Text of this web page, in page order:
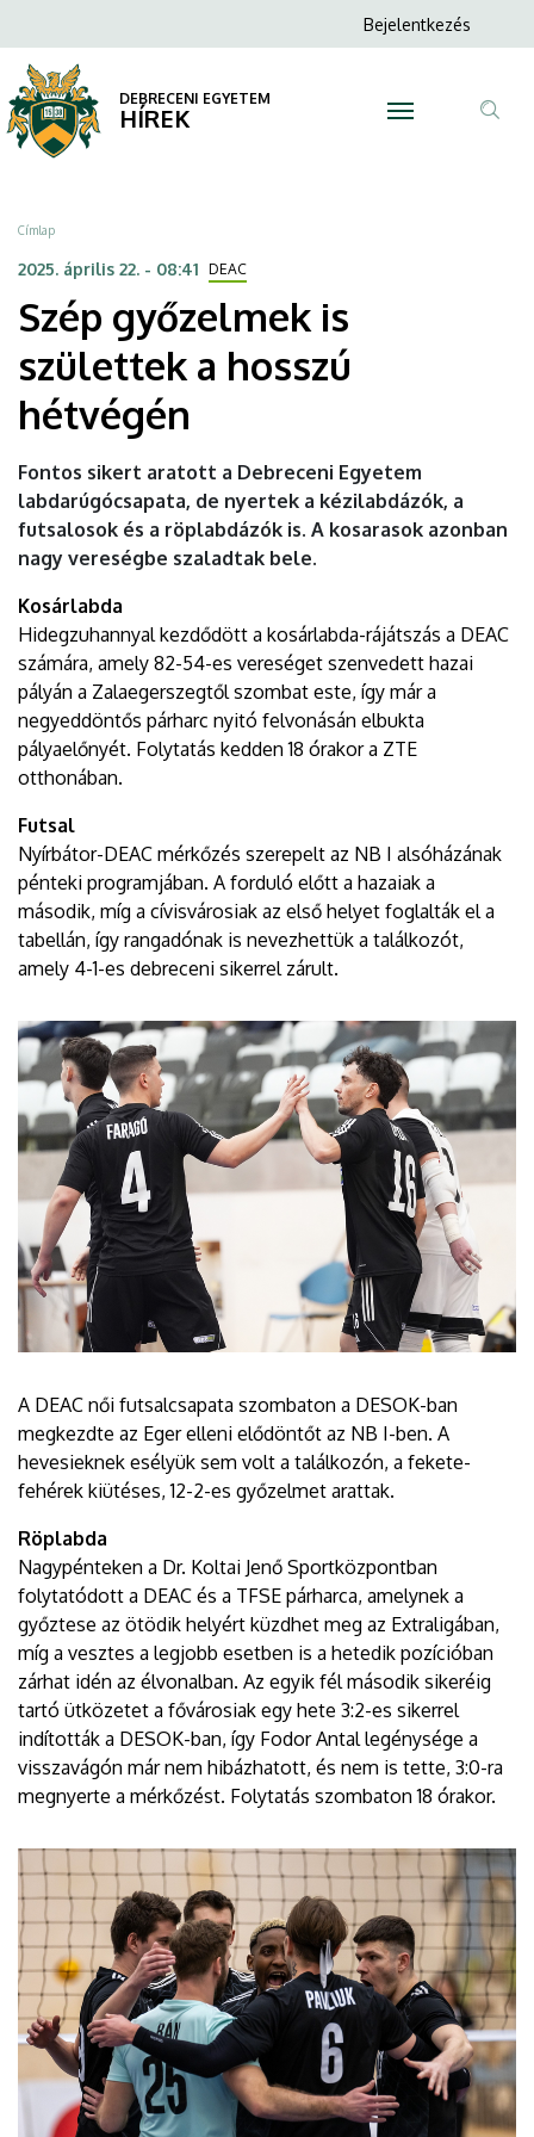
győzelmek
is
születtek
a
hosszú
hétvégén
DEBRECENI
EGYETEM
a
tartalomra
Anonim
menüje
Bejelentkezés
DEBRECENI EGYETEM
HÍREK
Morzsa
Címlap
2025. április 22. - 08:41 DEAC
Szép győzelmek is
születtek a hosszú
hétvégén
Fontos sikert aratott a Debreceni Egyetem
labdarúgócsapata, de nyertek a kézilabdázók, a
futsalosok és a röplabdázók is. A kosarasok azonban
nagy vereségbe szaladtak bele.
Kosárlabda
Hidegzuhannyal kezdődött a kosárlabda-rájátszás a DEAC
számára, amely 82-54-es vereséget szenvedett hazai
pályán a Zalaegerszegtől szombat este, így már a
negyeddöntős párharc nyitó felvonásán elbukta
pályaelőnyét. Folytatás kedden 18 órakor a ZTE
otthonában.
Futsal
Nyírbátor-DEAC mérkőzés szerepelt az NB I alsóházának
pénteki programjában. A forduló előtt a hazaiak a
második, míg a cívisvárosiak az első helyet foglalták el a
tabellán, így rangadónak is nevezhettük a találkozót,
amely 4-1-es debreceni sikerrel zárult.
A DEAC női futsalcsapata szombaton a DESOK-ban
megkezdte az Eger elleni elődöntőt az NB I-ben. A
hevesieknek esélyük sem volt a találkozón, a fekete-
fehérek kiütéses, 12-2-es győzelmet arattak.
Röplabda
Nagypénteken a Dr. Koltai Jenő Sportközpontban
folytatódott a DEAC és a TFSE párharca, amelynek a
győztese az ötödik helyért küzdhet meg az Extraligában,
míg a vesztes a legjobb esetben is a hetedik pozícióban
zárhat idén az élvonalban. Az egyik fél második sikeréig
tartó ütközetet a fővárosiak egy hete 3:2-es sikerrel
indították a DESOK-ban, így Fodor Antal legénysége a
visszavágón már nem hibázhatott, és nem is tette, 3:0-ra
megnyerte a mérkőzést. Folytatás szombaton 18 órakor.